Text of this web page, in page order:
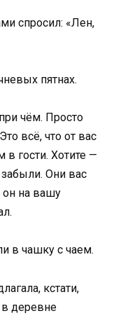
спросил: «Лен,
пятнах.
чём. Просто
всё, что от вас
в гости. Хотите —
Они вас
он на вашу
в чашку с чаем.
кстати,
в деревне